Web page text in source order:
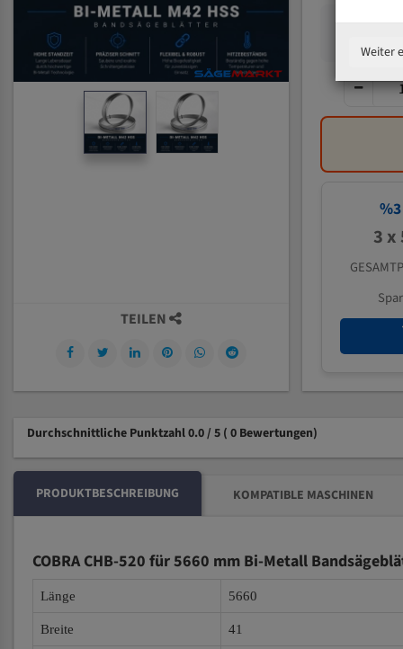
%3
3 x
TEILEN
Durchschnittliche Punktzahl 0.0 / 5 ( 0 Bewertungen)
PRODUKTBESCHREIBUNG KOMPATIBLE MASCHINEN
COBRA CHB-520 für 5660 mm Bi-Metall
Länge 5660
Breite 41
Weiter